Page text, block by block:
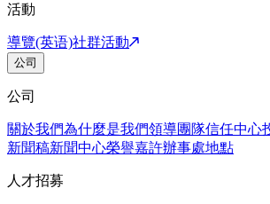
活動
導覽(英语)社群活動
公司
公司
關於我們為什麼是我們領導團隊信任中心
新聞稿新聞中心榮譽嘉許辦事處地點
人才招募